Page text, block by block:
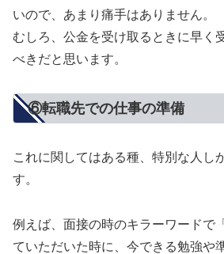
いので、あまり痛手はありません。
むしろ、公金を受け取るときに早く
べきだと思います。
⑥転職先での仕事の準備
これに関してはある種、特別な人し
す。
例えば、面接の時のキラーワードで
ていただいた時に、今できる勉強や